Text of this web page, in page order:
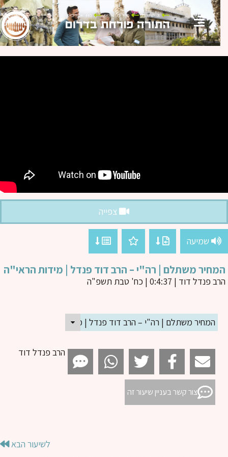
צפייה
שמיעה
משתלם | רה"י – הרב דוד פנדל | מידות הראי"ה
פנדל דוד| 0:4:37 | כח' טבת תשפ"ה
המחיר משתלם | רה"י – הרב דוד פנדל | מידות הראי"ה
הרב פנדל דוד
צור קשר בעניין שיעור זה
לשיעור הבא